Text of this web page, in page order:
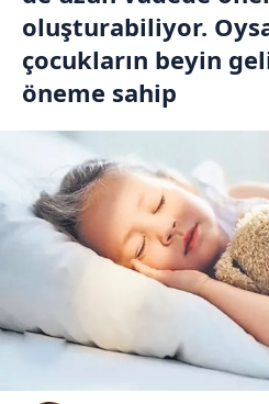
oluşturabiliyor.
çocukların beyin
öneme sahip